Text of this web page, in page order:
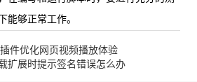
能够正常工作。
插件优化网页视频播放体验
扩展时提示签名错误怎么办